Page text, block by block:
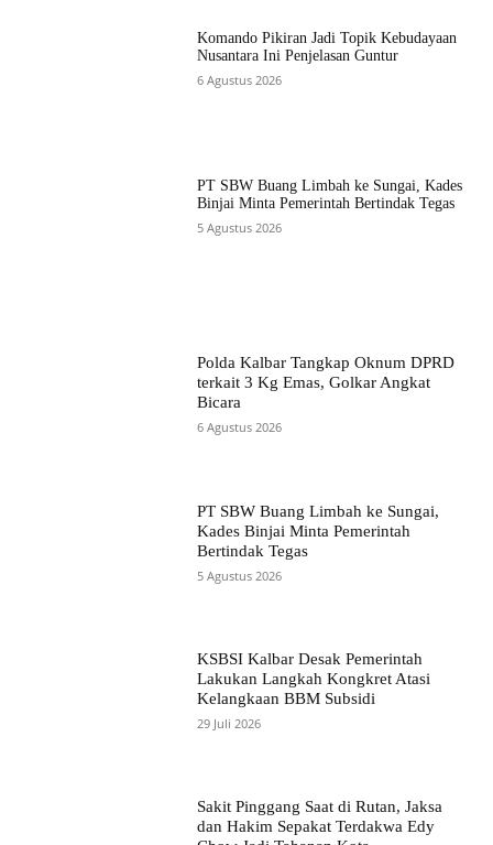
Komando Pikiran Jadi Topik Kebudayaan
Nusantara Ini Penjelasan Guntur
6 Agustus 2026
PT SBW Buang Limbah ke Sungai, Kades
Binjai Minta Pemerintah Bertindak Tegas
5 Agustus 2026
Polda Kalbar Tangkap Oknum DPRD
terkait 3 Kg Emas, Golkar Angkat
Bicara
6 Agustus 2026
PT SBW Buang Limbah ke Sungai,
Kades Binjai Minta Pemerintah
Bertindak Tegas
5 Agustus 2026
KSBSI Kalbar Desak Pemerintah
Lakukan Langkah Kongkret Atasi
Kelangkaan BBM Subsidi
29 Juli 2026
Sakit Pinggang Saat di Rutan, Jaksa
dan Hakim Sepakat Terdakwa Edy